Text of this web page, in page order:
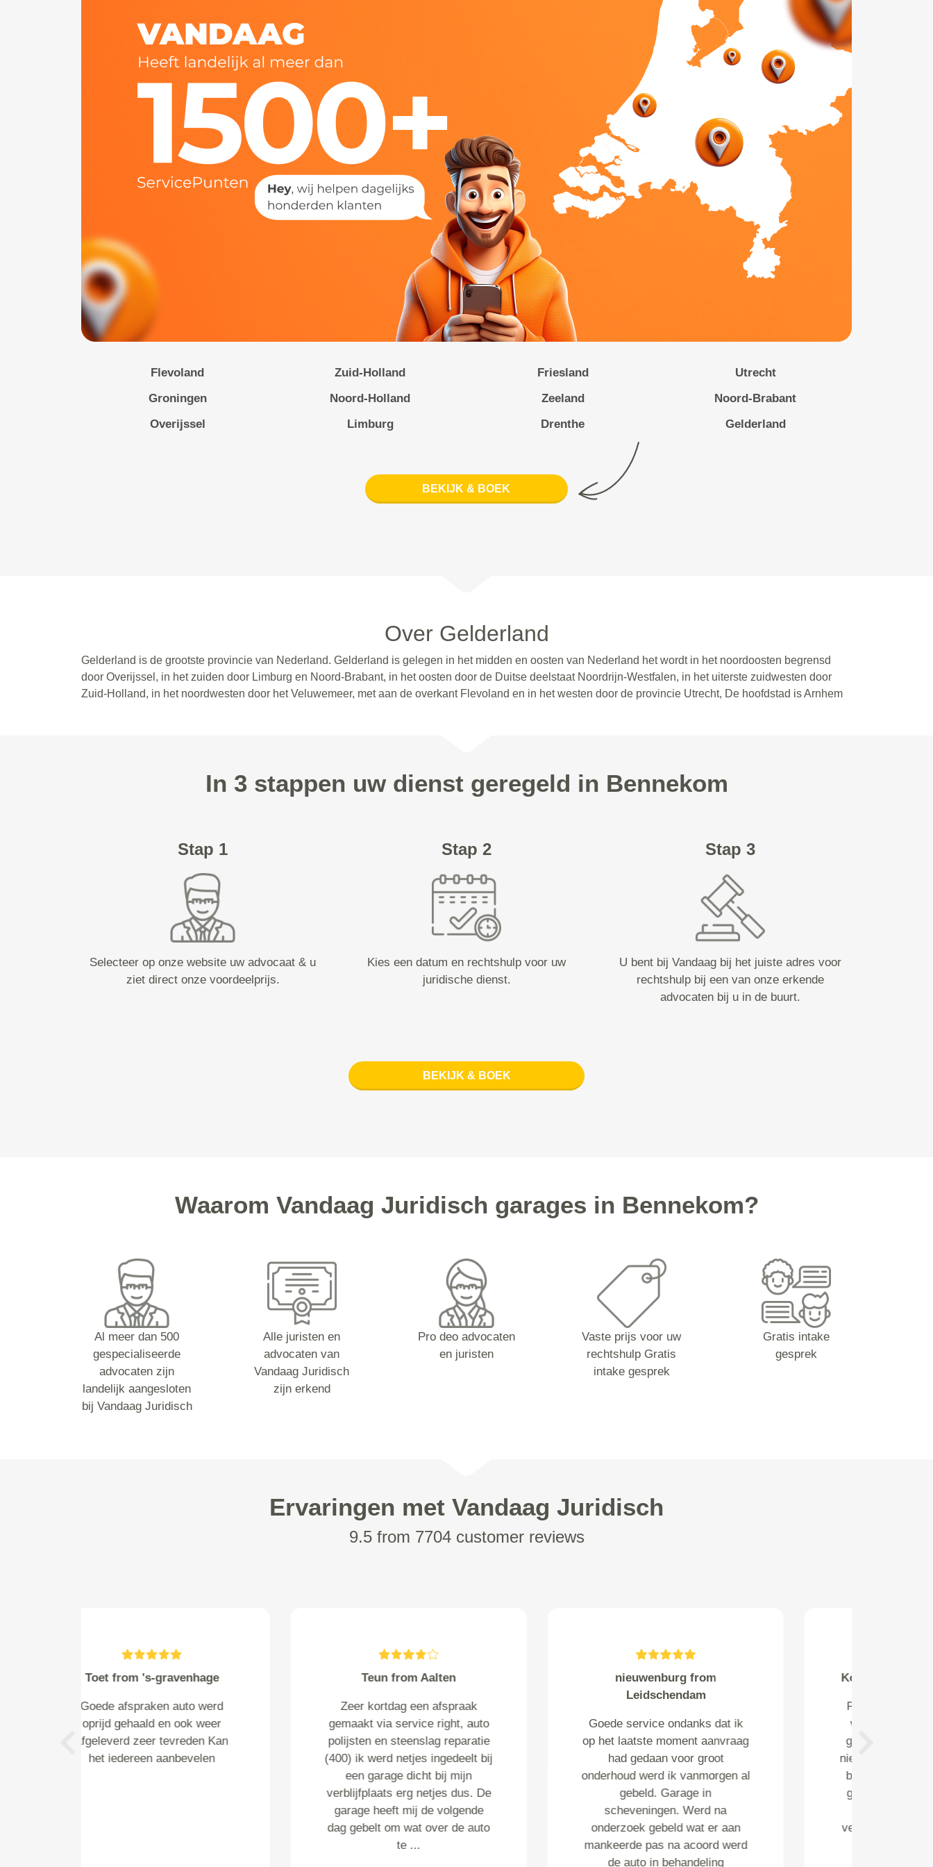
Flevoland Zuid-Holland Friesland
Utrecht
Groningen
Noord-Holland Zeeland
Noord-Brabant
Overijssel
Limburg Drenthe Gelderland
BEKIJK & BOEK
Over Gelderland
Gelderland is de grootste provincie van Nederland. Gelderland is gelegen in het midden en oosten van Nederland het wordt in het noordoosten begrensd
door Overijssel, in het zuiden door Limburg en Noord-Brabant, in het oosten door de Duitse deelstaat Noordrijn-Westfalen, in het uiterste zuidwesten door
Zuid-Holland, in het noordwesten door het Veluwemeer, met aan de overkant Flevoland en in het westen door de provincie Utrecht, De hoofdstad is Arnhem
In 3 stappen uw dienst geregeld in Bennekom
Stap 1
Selecteer op onze website uw advocaat & u
ziet direct onze voordeelprijs.
Stap 2
Kies een datum en rechtshulp voor uw
juridische dienst.
Stap 3
U bent bij Vandaag bij het juiste adres voor
rechtshulp bij een van onze erkende
advocaten bij u in de buurt.
BEKIJK & BOEK
Waarom Vandaag Juridisch garages in Bennekom?
Al meer dan 500
gespecialiseerde
advocaten zijn
landelijk aangesloten
bij Vandaag Juridisch
Alle juristen en
advocaten van
Vandaag Juridisch
zijn erkend
Pro deo advocaten
en juristen
Vaste prijs voor uw
rechtshulp Gratis
intake gesprek
Gratis intake
gesprek
Ervaringen met Vandaag Juridisch
9.5 from 7704 customer reviews
nieuwenburg from
Goede service ondanks dat ik
op het laatste moment aanvraag
had gedaan voor groot
Koedijk from Wieringerwaard
Prima service Alleen moet bij
vermelding type auto wel de
gegevens kloppen en dat was
niet het geval Heb daarom extra
belletje gepleegd om de juiste
gegevens door te geven. Heb
extra de multieriem laten
vervangen op aangeven van de
Bert Knubben from Kerkrade
accuraat geregeld. Vriendelijk
Previous